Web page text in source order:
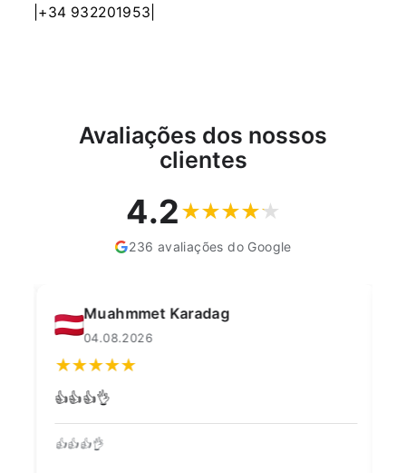
|+34 932201953|
Avaliações dos nossos
clientes
4.2
236 avaliações do Google
Muahmmet Karadag
04.08.2026
👍👍👍👌
👍👍👍👌